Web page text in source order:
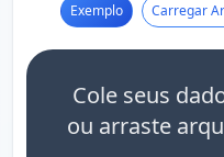
Exemplo Carregar
Cole seus
ou arraste